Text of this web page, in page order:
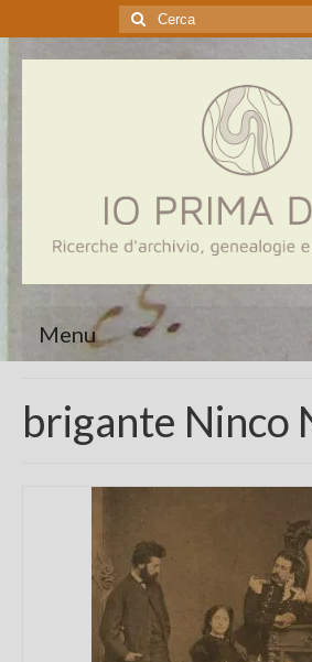
Cerca:
Menu
Genealogia
Aziende
Contatti
brigante Ninco